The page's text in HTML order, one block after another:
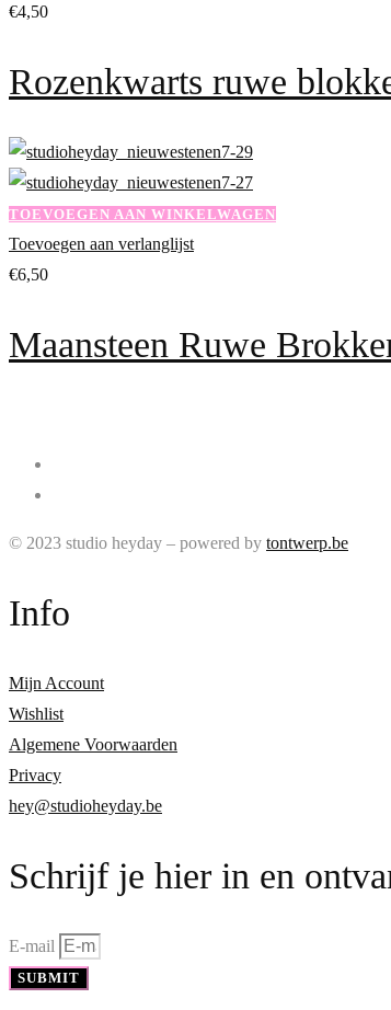
€4,50
Rozenkwarts ruwe
TOEVOEGEN AAN WINKELWAGEN
Toevoegen aan verlanglijst
€6,50
Maansteen Ruwe
© 2023 studio heyday – powered by tontwerp.be
Info
Mijn Account
Wishlist
Algemene Voorwaarden
Privacy
hey@studioheyday.be
Schrijf je hier in en
E-mail
SUBMIT